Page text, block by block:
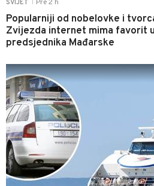
SVIJET Pre 2 h
Popularniji od nobelovke i
Zvijezda internet mima favorit
predsjednika Mađarske